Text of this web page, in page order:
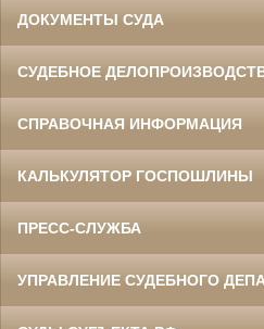
ДОКУМЕНТЫ СУДА
СУДЕБНОЕ
СПРАВОЧНАЯ ИНФОРМАЦИЯ
КАЛЬКУЛЯТОР ГОСПОШЛИНЫ
ПРЕСС-СЛУЖБА
УПРАВЛЕНИЕ СУДЕБНОГО